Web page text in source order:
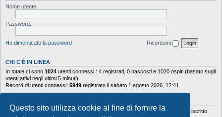
Questo sito utilizza cookie al fine di fornire la
Nome utente:
Password:
Ho dimenticato la password Ricordami
CHI C’È IN LINEA
In totale ci sono 1024 utenti connessi : 4 registrati, 0 nascosti e 1020 ospiti (basato sugli
utenti attivi negli ultimi 5 minuti)
Record di utenti connessi: 5949 registrato il sabato 1 agosto 2026, 12:41
Totale messaggi103644• Totale argomenti 9878• Totale iscritti 5630
• Ultimo iscritto